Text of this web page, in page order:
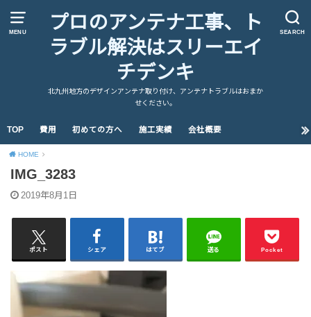
MENU SEARCH
プロのアンテナ工事、ト
ラブル解決はスリーエイ
チデンキ
北九州地方のデザインアンテナ取り付け、アンテナトラブルはおまか
せください。
TOP 費用 初めての方へ 施工実績 会社概要
HOME
IMG_3283
2019年8月1日
ポスト シェア はてブ 送る Pocket